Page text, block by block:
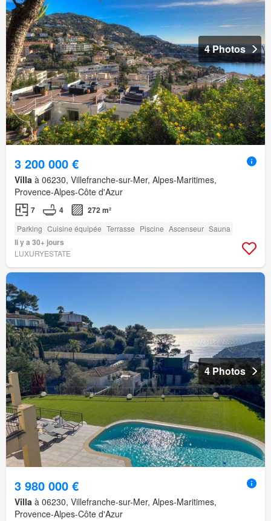
4 Photos
3 200 000 €
Villa à 06230, Villefranche-sur-Mer, Alpes-Maritimes,
Provence-Alpes-Côte d'Azur
7 4 272 m²
Parking Cuisine équipée Terrasse Piscine Ascenseur Sauna
Il y a 30+ jours
LUXURYESTATE
4 Photos
3 980 000 €
Villa à 06230, Villefranche-sur-Mer, Alpes-Maritimes,
Provence-Alpes-Côte d'Azur